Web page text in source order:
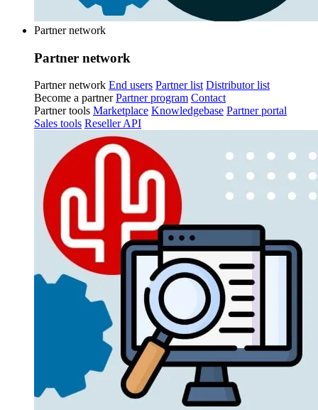
Partner network
Partner network
Partner network End users Partner list Distributor list
Become a partner Partner program Contact
Partner tools Marketplace Knowledgebase Partner portal
Sales tools Reseller API